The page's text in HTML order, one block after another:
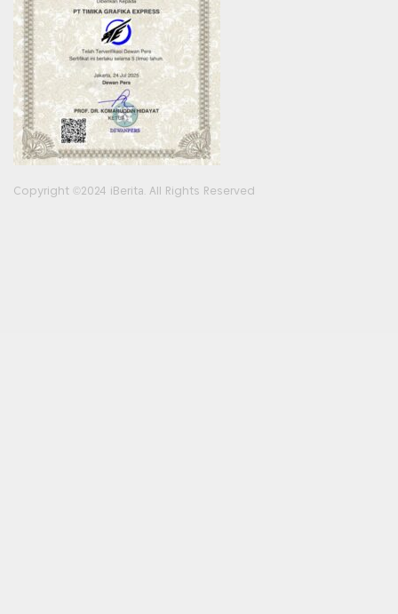
Copyright ©2024 iBerita. All Rights Reserved